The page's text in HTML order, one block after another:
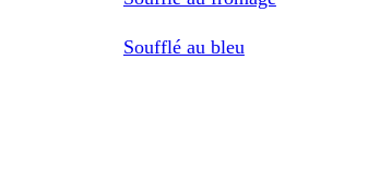
Soufflé au bleu